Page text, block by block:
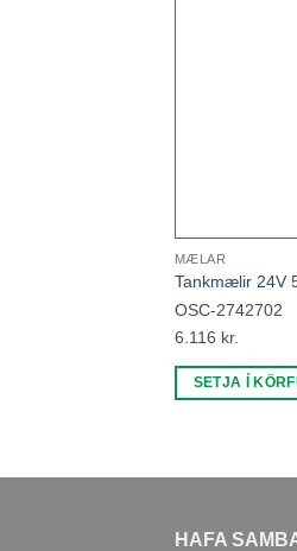
MÆLAR
Tankmælir 24V
OSC-2742702
6.116 kr.
SETJA Í
HAFA